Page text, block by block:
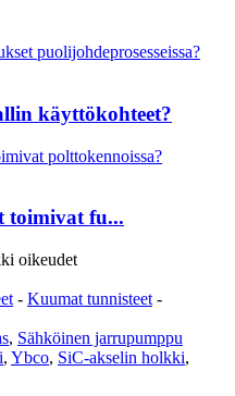
käyttökohteet?
toimivat fu...
oikeudet
- Kuumat tunnisteet -
, Sähköinen jarrupumppu
, Ybco, SiC-akselin holkki,